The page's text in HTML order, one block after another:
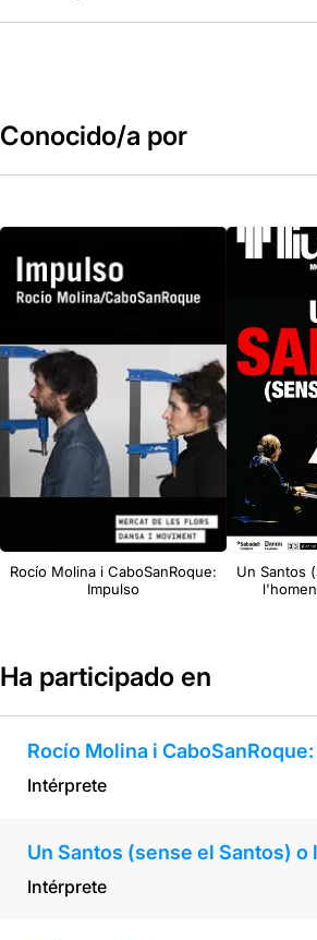
Conocido/a por
Rocío Molina i CaboSanRoque:
Impulso
Un Santos
Ha participado en
Rocío Molina i
Intérprete
Un Santos (sense el Santos) o
Intérprete